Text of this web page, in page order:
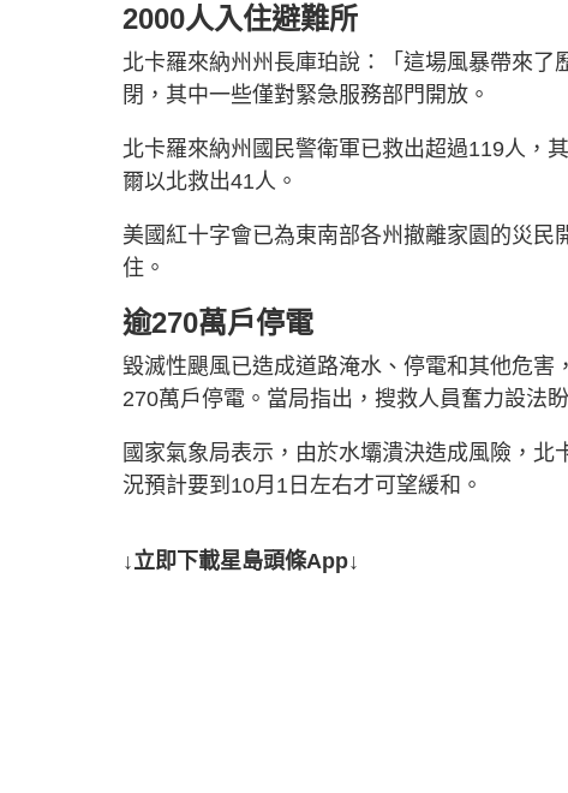
2000人入住避難所
北卡羅來納州州長庫珀說：「這場風暴帶來
閉，其中一些僅對緊急服務部門開放。
北卡羅來納州國民警衛軍已救出超過119人，
爾以北救出41人。
美國紅十字會已為東南部各州撤離家園的災
住。
逾270萬戶停電
毀滅性颶風已造成道路淹水、停電和其他危
270萬戶停電。當局指出，搜救人員奮力設法
國家氣象局表示，由於水壩潰決造成風險，
況預計要到10月1日左右才可望緩和。
↓立即下載星島頭條App↓